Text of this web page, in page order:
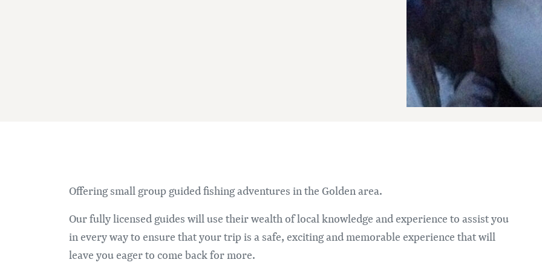
Offering small group guided fishing adventures in the Golden area.
Our fully licensed guides will use their wealth of local knowledge and experience to assist you
in every way to ensure that your trip is a safe, exciting and memorable experience that will
leave you eager to come back for more.